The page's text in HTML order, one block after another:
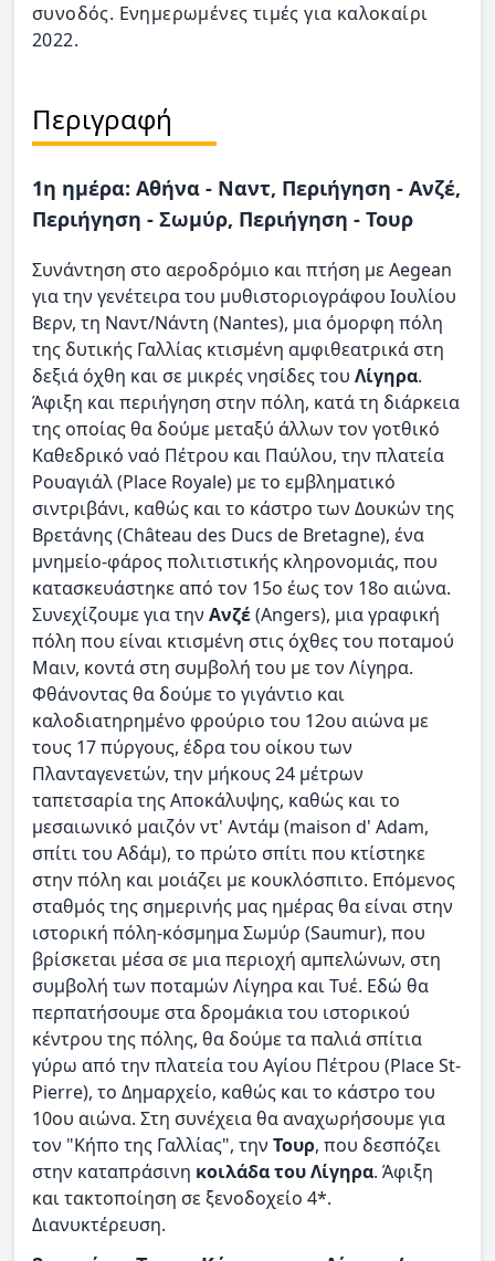
συνοδός. Ενημερωμένες τιμές για καλοκαίρι
2022.
Περιγραφή
1η ημέρα: Αθήνα - Ναντ, Περιήγηση - Ανζέ,
Περιήγηση - Σωμύρ, Περιήγηση - Τουρ
Συνάντηση στο αεροδρόμιο και πτήση με Aegean
για την γενέτειρα του μυθιστοριογράφου Ιουλίου
Βερν, τη Ναντ/Νάντη (Nantes), μια όμορφη πόλη
της δυτικής Γαλλίας κτισμένη αμφιθεατρικά στη
δεξιά όχθη και σε μικρές νησίδες του Λίγηρα.
Άφιξη και περιήγηση στην πόλη, κατά τη διάρκεια
της οποίας θα δούμε μεταξύ άλλων τον γοτθικό
Καθεδρικό ναό Πέτρου και Παύλου, την πλατεία
Ρουαγιάλ (Place Royale) με το εμβληματικό
σιντριβάνι, καθώς και το κάστρο των Δουκών της
Βρετάνης (Château des Ducs de Bretagne), ένα
μνημείο-φάρος πολιτιστικής κληρονομιάς, που
κατασκευάστηκε από τον 15ο έως τον 18ο αιώνα.
Συνεχίζουμε για την Ανζέ(Angers), μια γραφική
πόλη που είναι κτισμένη στις όχθες του ποταμού
Μαιν, κοντά στη συμβολή του με τον Λίγηρα.
Φθάνοντας θα δούμε το γιγάντιο και
καλοδιατηρημένο φρούριο του 12ου αιώνα με
τους 17 πύργους, έδρα του οίκου των
Πλανταγενετών, την μήκους 24 μέτρων
ταπετσαρία της Αποκάλυψης, καθώς και το
μεσαιωνικό μαιζόν ντ' Αντάμ (maison d' Adam,
σπίτι του Αδάμ), το πρώτο σπίτι που κτίστηκε
στην πόλη και μοιάζει με κουκλόσπιτο. Επόμενος
σταθμός της σημερινής μας ημέρας θα είναι στην
ιστορική πόλη-κόσμημα Σωμύρ (Saumur), που
βρίσκεται μέσα σε μια περιοχή αμπελώνων, στη
συμβολή των ποταμών Λίγηρα και Τυέ. Εδώ θα
περπατήσουμε στα δρομάκια του ιστορικού
κέντρου της πόλης, θα δούμε τα παλιά σπίτια
γύρω από την πλατεία του Αγίου Πέτρου (Place St-
Pierre), το Δημαρχείο, καθώς και το κάστρο του
10ου αιώνα. Στη συνέχεια θα αναχωρήσουμε για
τον "Κήπο της Γαλλίας", την Τουρ, που δεσπόζει
στην καταπράσινη κοιλάδα του Λίγηρα. Άφιξη
και τακτοποίηση σε ξενοδοχείο 4*.
Διανυκτέρευση.